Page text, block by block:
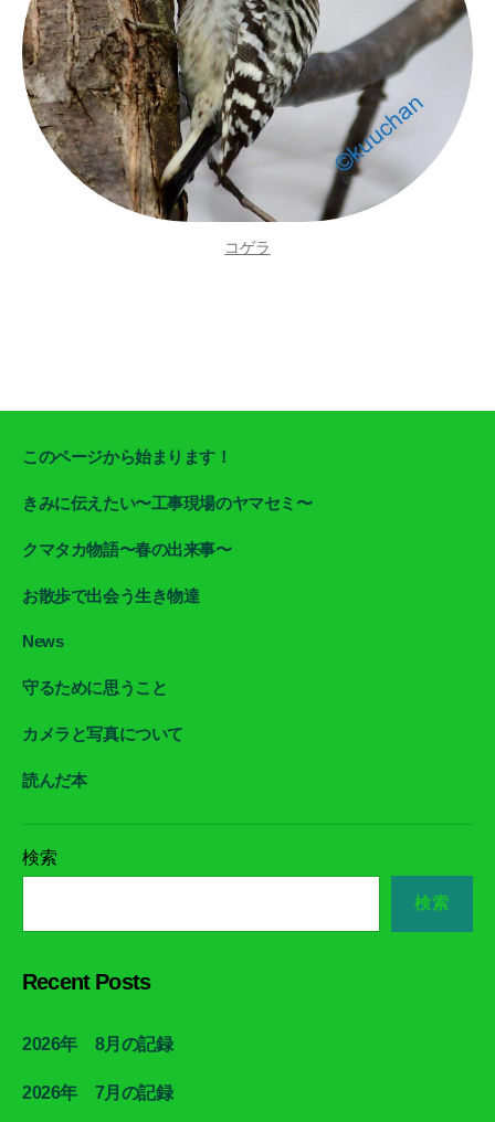
コゲラ
このページから始まります！
きみに伝えたい〜工事現場のヤマセミ〜
クマタカ物語〜春の出来事〜
お散歩で出会う生き物達
News
守るために思うこと
カメラと写真について
読んだ本
検索
検索
Recent Posts
2026年 8月の記録
2026年 7月の記録